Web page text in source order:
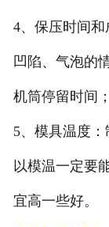
4、保压时间
凹陷、气泡的
机筒停留时间；
5、模具温度
以模温一定要
宜高一些好。